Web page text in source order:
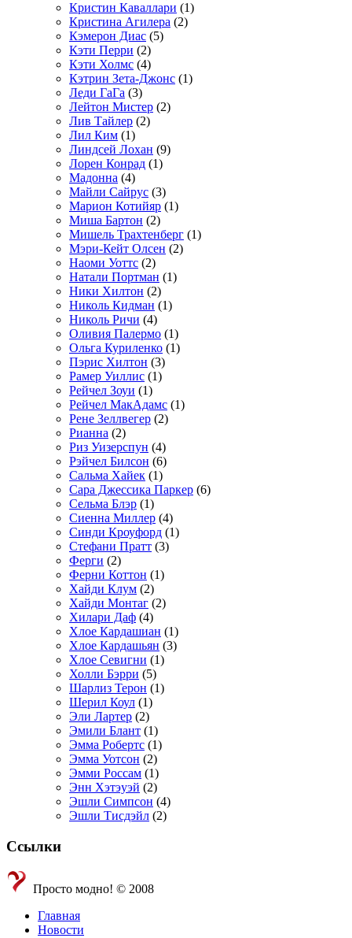
Кристин Каваллари (1)
Кристина Агилера (2)
Кэмерон Диас (5)
Кэти Перри (2)
Кэти Холмс (4)
Кэтрин Зета-Джонс (1)
Леди ГаГа (3)
Лейтон Мистер (2)
Лив Тайлер (2)
Лил Ким (1)
Линдсей Лохан (9)
Лорен Конрад (1)
Мадонна (4)
Майли Сайрус (3)
Марион Котийяр (1)
Миша Бартон (2)
Мишель Трахтенберг (1)
Мэри-Кейт Олсен (2)
Наоми Уоттс (2)
Натали Портман (1)
Ники Хилтон (2)
Николь Кидман (1)
Николь Ричи (4)
Оливия Палермо (1)
Ольга Куриленко (1)
Пэрис Хилтон (3)
Рамер Уиллис (1)
Рейчел Зоуи (1)
Рейчел МакАдамс (1)
Рене Зеллвегер (2)
Рианна (2)
Риз Уизерспун (4)
Рэйчел Билсон (6)
Сальма Хайек (1)
Сара Джессика Паркер (6)
Сельма Блэр (1)
Сиенна Миллер (4)
Синди Кроуфорд (1)
Стефани Пратт (3)
Ферги (2)
Ферни Коттон (1)
Хайди Клум (2)
Хайди Монтаг (2)
Хилари Даф (4)
Хлое Кардашиан (1)
Хлое Кардашьян (3)
Хлое Севигни (1)
Холли Бэрри (5)
Шарлиз Терон (1)
Шерил Коул (1)
Эли Лартер (2)
Эмили Блант (1)
Эмма Робертс (1)
Эмма Уотсон (2)
Эмми Россам (1)
Энн Хэтэуэй (2)
Эшли Симпсон (4)
Эшли Тисдэйл (2)
Ссылки
Просто модно! © 2008
Главная
Новости